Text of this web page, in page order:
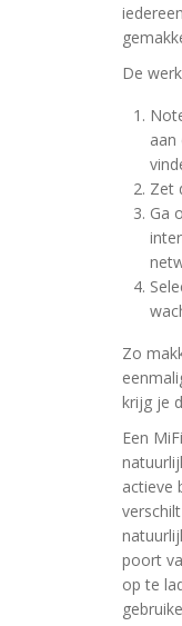
De
aan
Zet
Ga
Zo
krijg je
Een
actieve
poort
op te